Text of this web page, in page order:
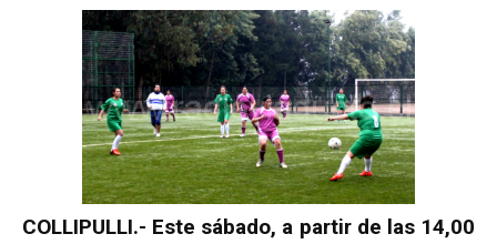
COLLIPULLI.- Este sábado, a partir de las 14,00